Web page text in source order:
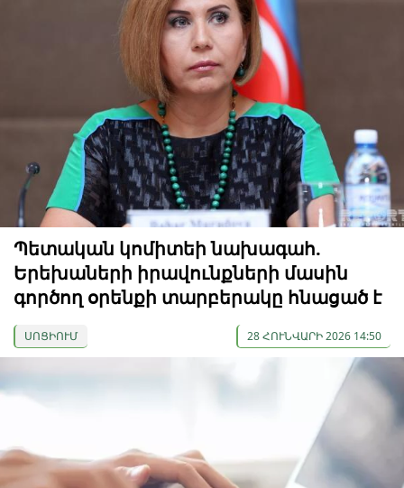
Պետական ​​կոմիտեի նախագահ.
Երեխաների իրավունքների մասին
գործող օրենքի տարբերակը հնացած է
ՍՈՑԻՈՒՄ 28 ՀՈՒՆՎԱՐԻ 2026 14:50